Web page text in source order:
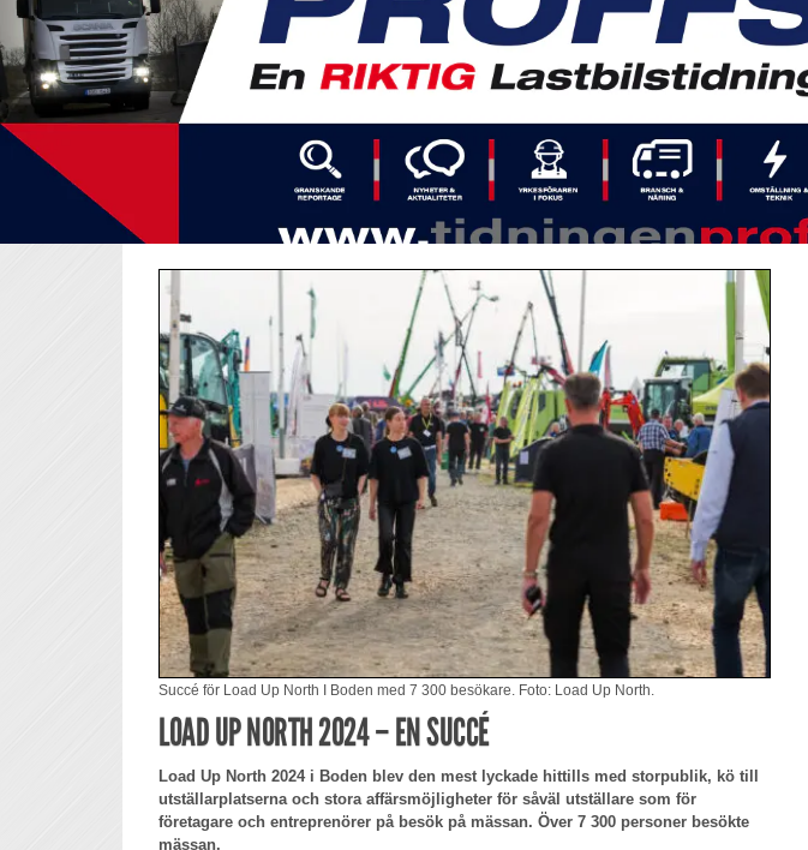
Succé för Load Up North I Boden med 7 300 besökare. Foto: Load Up North.
LOAD UP NORTH 2024 – EN SUCCÉ
Load Up North 2024 i Boden blev den mest lyckade hittills med storpublik, kö till
utställarplatserna och stora affärsmöjligheter för såväl utställare som för
företagare och entreprenörer på besök på mässan. Över 7 300 personer besökte
mässan.